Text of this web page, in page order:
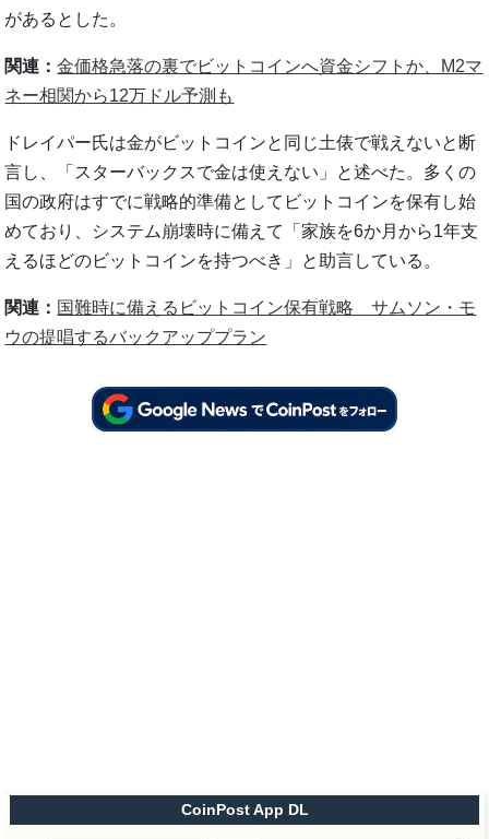
があるとした。
関連：金価格急落の裏でビットコインへ資金シフトか、M2マ
ネー相関から12万ドル予測も
ドレイパー氏は金がビットコインと同じ土俵で戦えないと断
言し、「スターバックスで金は使えない」と述べた。多くの
国の政府はすでに戦略的準備としてビットコインを保有し始
めており、システム崩壊時に備えて「家族を6か月から1年支
えるほどのビットコインを持つべき」と助言している。
関連： 国難時に備えるビットコイン保有戦略 サムソン・モ
ウの提唱するバックアッププラン
CoinPost App DL